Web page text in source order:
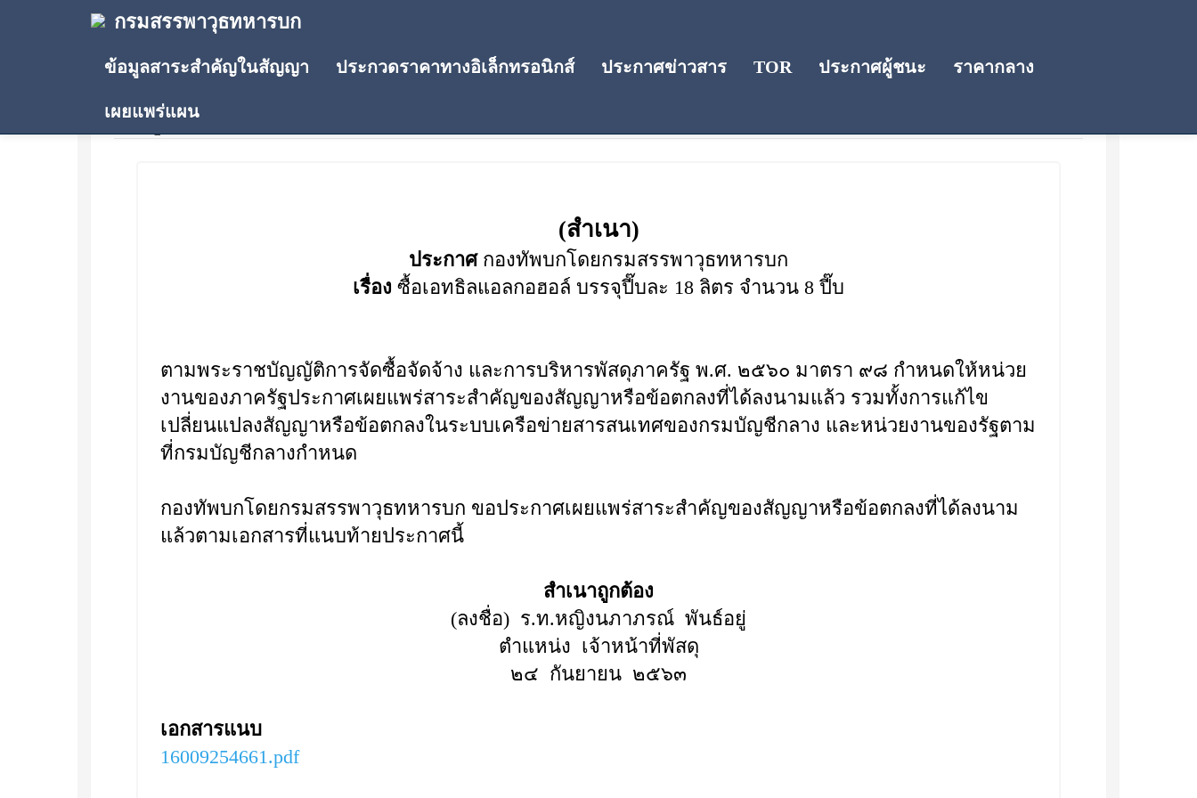
กรมสรรพาวุธทหารบก
ข้อมูลสาระสำคัญในสัญญา ประกวดราคาทางอิเล็กทรอนิกส์ ประกาศข่าวสาร TOR ประกาศผู้ชนะ ราคากลาง
เผยแพร่แผน
ข้อมูลสาระสำคัญในสัญญา
(สำเนา)
ประกาศกองทัพบกโดยกรมสรรพาวุธทหารบก
เรื่อง ซื้อเอทธิลแอลกอฮอล์ บรรจุปี๊บละ 18 ลิตร จำนวน 8 ปี๊บ
ตามพระราชบัญญัติการจัดซื้อจัดจ้าง และการบริหารพัสดุภาครัฐ พ.ศ. ๒๕๖๐ มาตรา ๙๘ กำหนดให้หน่วย
งานของภาครัฐประกาศเผยแพร่สาระสำคัญของสัญญาหรือข้อตกลงที่ได้ลงนามแล้ว รวมทั้งการแก้ไข
เปลี่ยนแปลงสัญญาหรือข้อตกลงในระบบเครือข่ายสารสนเทศของกรมบัญชีกลาง และหน่วยงานของรัฐตาม
ที่กรมบัญชีกลางกำหนด
กองทัพบกโดยกรมสรรพาวุธทหารบก ขอประกาศเผยแพร่สาระสำคัญของสัญญาหรือข้อตกลงที่ได้ลงนาม
แล้วตามเอกสารที่แนบท้ายประกาศนี้
สำเนาถูกต้อง
(ลงชื่อ) ร.ท.หญิงนภาภรณ์ พันธ์อยู่
ตำแหน่ง เจ้าหน้าที่พัสดุ
๒๔ กันยายน ๒๕๖๓
เอกสารแนบ
16009254661.pdf